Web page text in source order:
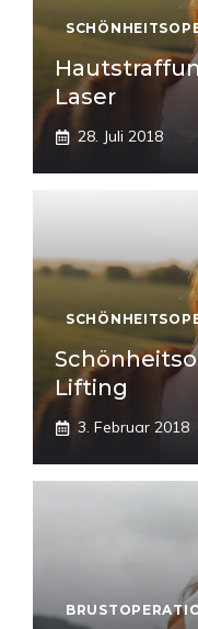
Laser
28. Juli 2018
Lifting
3. Februar 2018